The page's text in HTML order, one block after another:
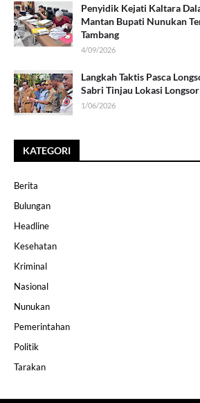
Penyidik Kejati Kaltara
Mantan Bupati Nunukan
Tambang
4/09/2026
Langkah Taktis Pasca
Sabri Tinjau Lokasi
1/06/2026
KATEGORI
Berita
Bulungan
Headline
Kesehatan
Kriminal
Nasional
Nunukan
Pemerintahan
Politik
Tarakan